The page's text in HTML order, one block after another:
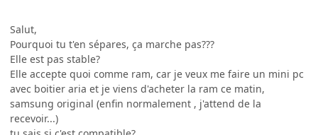
Salut,
Pourquoi tu t'en sépares, ça marche pas???
Elle est pas stable?
Elle accepte quoi comme ram, car je veux me faire un mini pc
avec boitier aria et je viens d'acheter la ram ce matin,
samsung original (enfin normalement , j'attend de la
recevoir...)